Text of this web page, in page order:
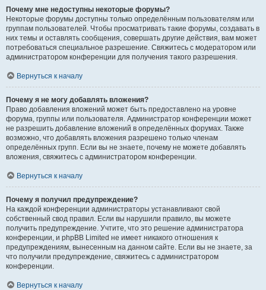
Почему мне недоступны некоторые форумы?
Некоторые форумы доступны только определённым пользователям или
группам пользователей. Чтобы просматривать такие форумы, создавать в
них темы и оставлять сообщения, совершать другие действия, вам может
потребоваться специальное разрешение. Свяжитесь с модератором или
администратором конференции для получения такого разрешения.
Вернуться к началу
Почему я не могу добавлять вложения?
Право добавления вложений может быть предоставлено на уровне
форума, группы или пользователя. Администратор конференции может
не разрешить добавление вложений в определённых форумах. Также
возможно, что добавлять вложения разрешено только членам
определённых групп. Если вы не знаете, почему не можете добавлять
вложения, свяжитесь с администратором конференции.
Вернуться к началу
Почему я получил предупреждение?
На каждой конференции администраторы устанавливают свой
собственный свод правил. Если вы нарушили правило, вы можете
получить предупреждение. Учтите, что это решение администратора
конференции, и phpBB Limited не имеет никакого отношения к
предупреждениям, вынесенным на данном сайте. Если вы не знаете, за
что получили предупреждение, свяжитесь с администратором
конференции.
Вернуться к началу